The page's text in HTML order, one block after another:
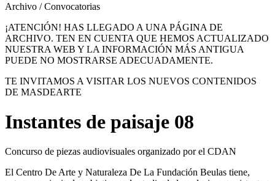
Archivo / Convocatorias
¡ATENCIÓN! HAS LLEGADO A UNA PÁGINA DE
ARCHIVO. TEN EN CUENTA QUE HEMOS ACTUALIZADO
NUESTRA WEB Y LA INFORMACIÓN MÁS ANTIGUA
PUEDE NO MOSTRARSE ADECUADAMENTE.
TE INVITAMOS A VISITAR LOS NUEVOS CONTENIDOS
DE MASDEARTE
Instantes de paisaje 08
Concurso de piezas audiovisuales organizado por el CDAN
El Centro De Arte y Naturaleza De La Fundación Beulas tiene,